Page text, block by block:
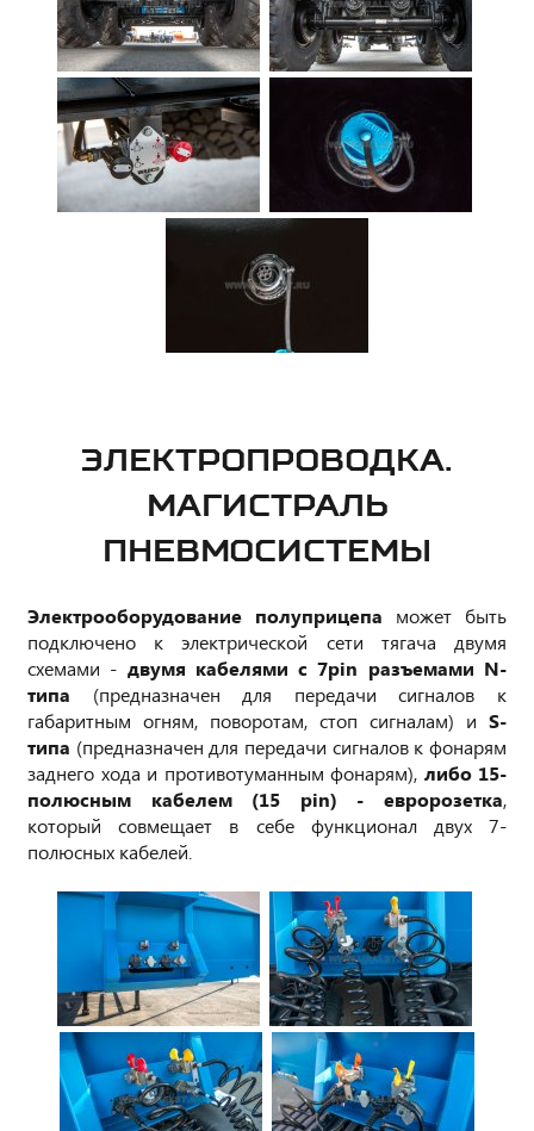
ЭЛЕКТРОПРОВОДКА.
МАГИСТРАЛЬ
ПНЕВМОСИСТЕМЫ
Электрооборудование полуприцепа может быть
подключено к электрической сети тягача двумя
схемами - двумя кабелями с 7pin разъемами N-
типа (предназначен для передачи сигналов к
габаритным огням, поворотам, стоп сигналам) и S-
типа (предназначен для передачи сигналов к фонарям
заднего хода и противотуманным фонарям), либо 15-
полюсным кабелем (15 pin) - евророзетка,
который совмещает в себе функционал двух 7-
полюсных кабелей.